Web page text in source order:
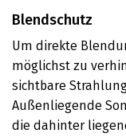
Blendschutz
Um direkte
möglichst zu
sichtbare
Außenliegende
die dahinter